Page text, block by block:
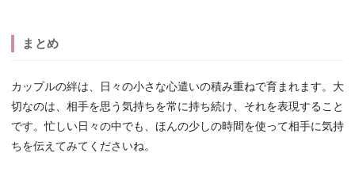
まとめ
カップルの絆は、日々の小さな心遣いの積み重ねで育まれます。大
切なのは、相手を思う気持ちを常に持ち続け、それを表現すること
です。忙しい日々の中でも、ほんの少しの時間を使って相手に気持
ちを伝えてみてくださいね。